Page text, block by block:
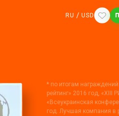
RU / USD
* по итогам
рейтинг» 2016 год, «XIII
«Всеукраинская
год. Лучшая компания в